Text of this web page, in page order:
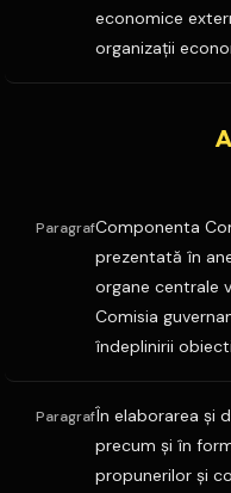
economice
organizaţii
ParagrafComponenta
prezentată în
organe centrale
Comisia
îndeplinirii
ParagrafÎn elaborarea şi
precum şi în
propunerilor şi